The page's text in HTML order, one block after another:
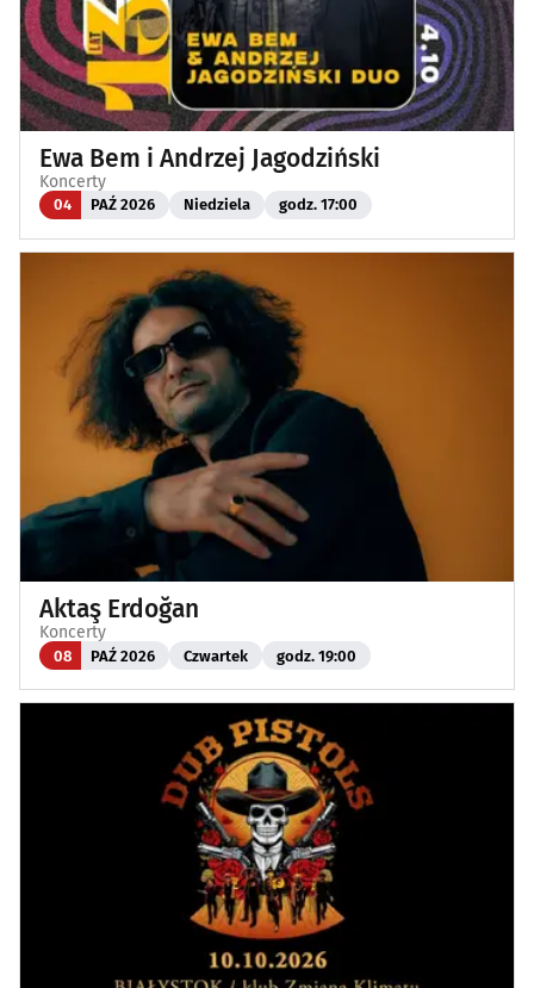
Ewa Bem i Andrzej Jagodziński
Koncerty
04 PAŹ 2026 Niedziela godz. 17:00
Aktaş Erdoğan
Koncerty
08 PAŹ 2026 Czwartek godz. 19:00